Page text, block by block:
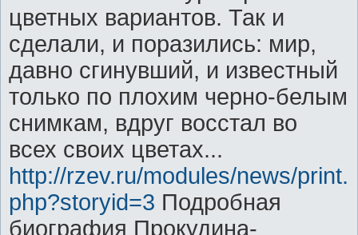
цветных вариантов. Так и
сделали, и поразились: мир,
давно сгинувший, и известный
только по плохим черно-белым
снимкам, вдруг восстал во
всех своих цветах...
http://rzev.ru/modules/news/print.
php?storyid=3 Подробная
биография Прокудина-